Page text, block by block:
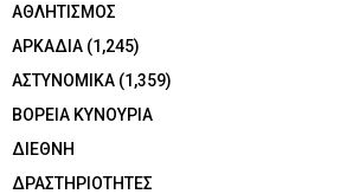
ΑΘΛΗΤΙΣΜΟΣ
ΑΡΚΑΔΙΑ (1,245)
ΑΣΤΥΝΟΜΙΚΑ (1,359)
ΒΟΡΕΙΑ ΚΥΝΟΥΡΙΑ
ΔΙΕΘΝΗ
ΔΡΑΣΤΗΡΙΟΤΗΤΕΣ